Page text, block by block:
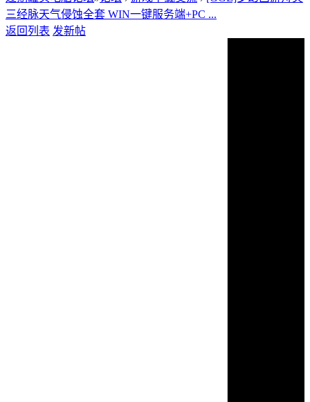
三经脉天气侵蚀全套 WIN一键服务端+PC ...
返回列表 发新帖